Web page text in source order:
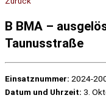
B BMA –
Taunusstraße
Einsatznummer: 2024-
Datum und Uhrzeit: 3.